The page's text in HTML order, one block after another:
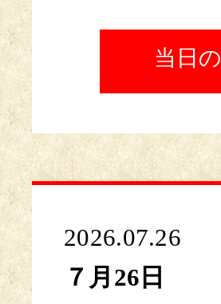
当日
2026.07.26
７月26日